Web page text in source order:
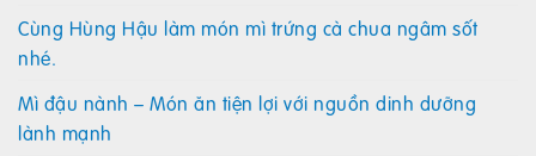
Cùng Hùng Hậu làm món mì trứng cà chua ngâm sốt
nhé.
Mì đậu nành – Món ăn tiện lợi với nguồn dinh dưỡng
lành mạnh